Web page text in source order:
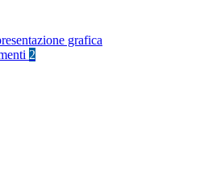
grafica
2